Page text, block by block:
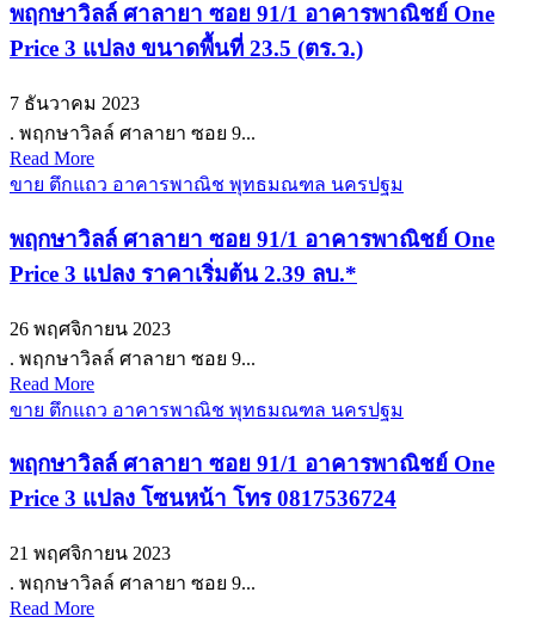
พฤกษาวิลล์ ศาลายา ซอย 91/1 อาคารพาณิชย์ One
Price 3 แปลง ขนาดพื้นที่ 23.5 (ตร.ว.)
7 ธันวาคม 2023
. พฤกษาวิลล์ ศาลายา ซอย 9...
Read More
ขาย ตึกแถว อาคารพาณิช พุทธมณฑล นครปฐม
พฤกษาวิลล์ ศาลายา ซอย 91/1 อาคารพาณิชย์ One
Price 3 แปลง ราคาเริ่มต้น 2.39 ลบ.*
26 พฤศจิกายน 2023
. พฤกษาวิลล์ ศาลายา ซอย 9...
Read More
ขาย ตึกแถว อาคารพาณิช พุทธมณฑล นครปฐม
พฤกษาวิลล์ ศาลายา ซอย 91/1 อาคารพาณิชย์ One
Price 3 แปลง โซนหน้า โทร 0817536724
21 พฤศจิกายน 2023
. พฤกษาวิลล์ ศาลายา ซอย 9...
Read More